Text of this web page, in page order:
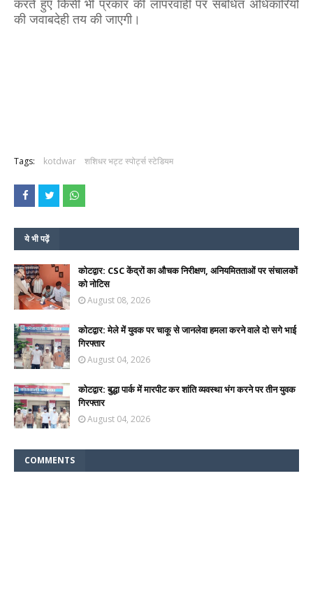
करते हुए किसी भी प्रकार की लापरवाही पर संबंधित अधिकारियों
की जवाबदेही तय की जाएगी।
Tags: kotdwar शशिधर भट्ट स्पोर्ट्स स्टेडियम
ये भी पढ़ें
कोटद्वार: CSC केंद्रों का औचक निरीक्षण, अनियमितताओं पर संचालकों
को नोटिस
August 08, 2026
कोटद्वार: मेले में युवक पर चाकू से जानलेवा हमला करने वाले दो सगे भाई
गिरफ्तार
August 04, 2026
कोटद्वार: बुद्धा पार्क में मारपीट कर शांति व्यवस्था भंग करने पर तीन युवक
गिरफ्तार
August 04, 2026
COMMENTS